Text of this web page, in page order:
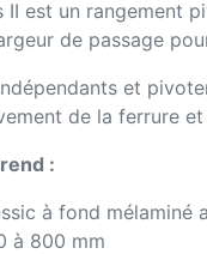
II est un rangement
de passage
et
de la ferrure
:
à fond
à 800 mm